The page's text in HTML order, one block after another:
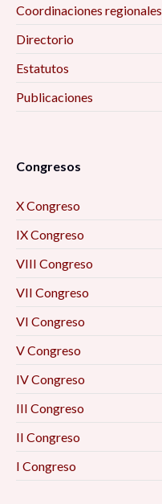
Coordinaciones regionales
Directorio
Estatutos
Publicaciones
Congresos
X Congreso
IX Congreso
VIII Congreso
VII Congreso
VI Congreso
V Congreso
IV Congreso
III Congreso
II Congreso
I Congreso